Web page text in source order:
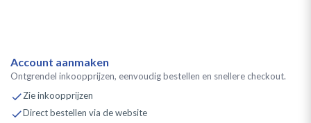
Account aanmaken
Ontgrendel inkoopprijzen, eenvoudig bestellen en snellere checkout.
Zie inkoopprijzen
Direct bestellen via de website